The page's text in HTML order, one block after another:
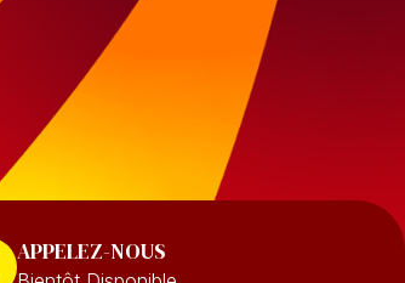
APPELEZ-NOUS